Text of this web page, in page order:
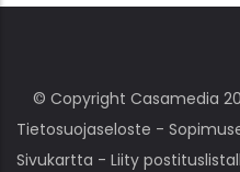
© Copyright Casamedia
Tietosuojaseloste -
Sivukartta - Liity